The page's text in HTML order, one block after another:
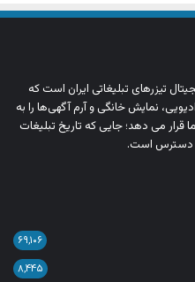
تیزرهای تبلیغاتی ایران است که
نمایش خانگی و آرم‌ آگهی‌ها را به‌
می‌ دهد؛ جایی که تاریخ تبلیغات
دسترس است.
۶۹,۱۰۶
۸,۴۴۵